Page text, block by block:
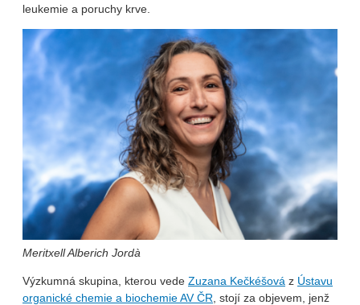
leukemie a poruchy krve.
Meritxell Alberich Jordà
Výzkumná skupina, kterou vede Zuzana Kečkéšová z Ústavu
organické chemie a biochemie AV ČR , stojí za objevem, jenž